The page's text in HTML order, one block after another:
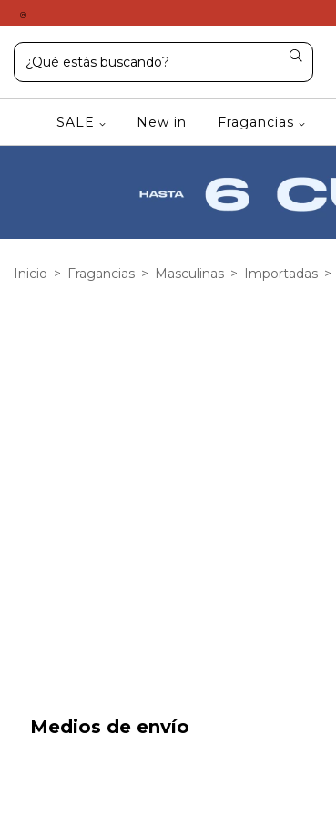
SALE New in Fragancias
Inicio > Fragancias > Masculinas > Importadas >
Medios de envío